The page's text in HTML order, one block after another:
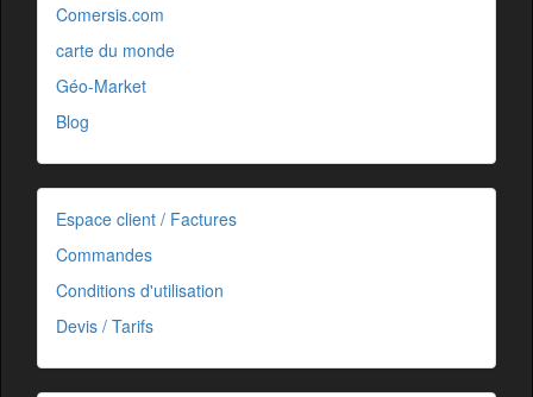
Comersis.com
carte du monde
Géo-Market
Blog
Espace client / Factures
Commandes
Conditions d'utilisation
Devis / Tarifs